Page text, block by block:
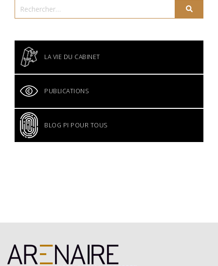
LA VIE DU CABINET
PUBLICATIONS
BLOG PI POUR TOUS